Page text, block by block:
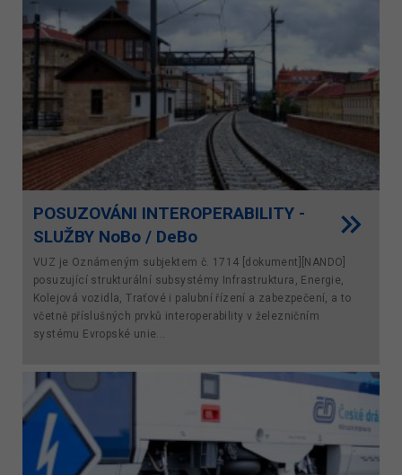
POSUZOVÁNI INTEROPERABILITY -
SLUŽBY NoBo / DeBo
VUZ je Oznámeným subjektem č. 1714 [dokument][NANDO]
posuzující strukturální subsystémy Infrastruktura, Energie,
Kolejová vozidla, Traťové i palubní řízení a zabezpečení, a to
včetně příslušných prvků interoperability v železničním
systému Evropské unie...